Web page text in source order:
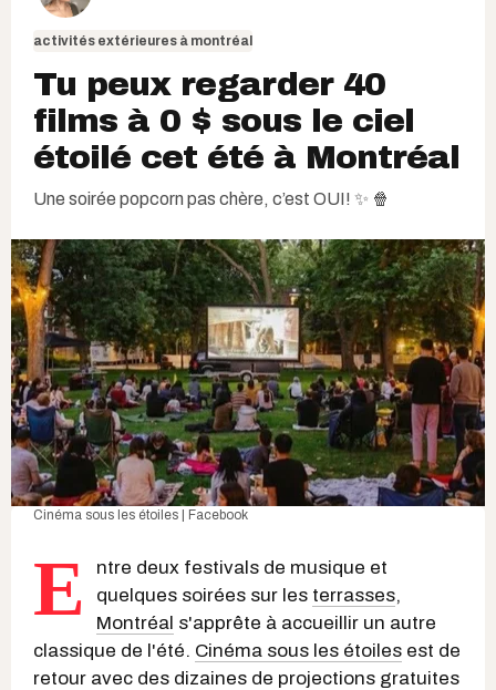
activités extérieures à montréal
Tu peux regarder 40
films à 0 $ sous le ciel
étoilé cet été à Montréal
Une soirée popcorn pas chère, c’est OUI! ✨ 🍿
Cinéma sous les étoiles | Facebook
E
ntre deux festivals de musique et
quelques soirées sur les terrasses,
Montréal s'apprête à accueillir un autre
classique de l'été. Cinéma sous les étoiles est de
retour avec des dizaines de projections gratuites